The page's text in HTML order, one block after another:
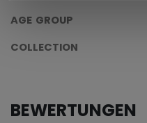
AGE GROUP
COLLECTION
BEWERTUNGEN